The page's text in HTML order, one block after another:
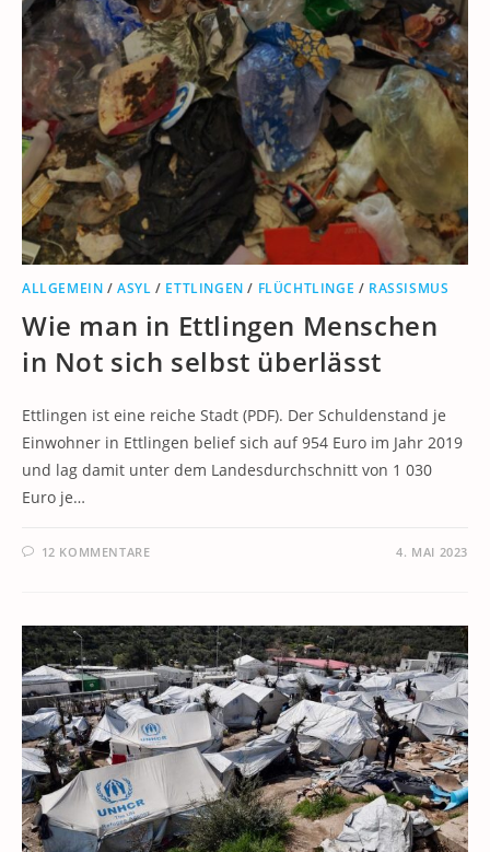
ALLGEMEIN /ASYL / ETTLINGEN / FLÜCHTLINGE / RASSISMUS
Wie man in Ettlingen Menschen
in Not sich selbst überlässt
Ettlingen ist eine reiche Stadt (PDF). Der Schuldenstand je
Einwohner in Ettlingen belief sich auf 954 Euro im Jahr 2019
und lag damit unter dem Landesdurchschnitt von 1 030
Euro je…
12 KOMMENTARE 4. MAI 2023